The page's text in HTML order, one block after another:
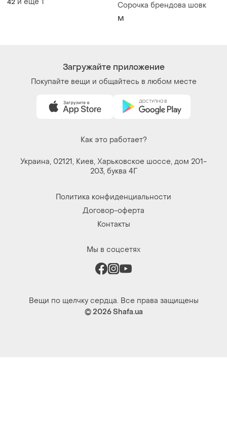
Загружайте приложение
Покупайте вещи и общайтесь в любом месте
Как это работает?
Украина, 02121, Киев, Харьковское шоссе, дом 201-
203, буква 4Г
Политика конфиденциальности
Контакты
© 2026Shafa.ua